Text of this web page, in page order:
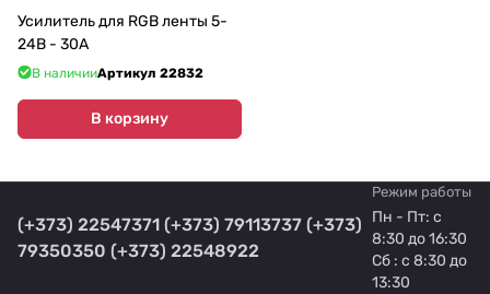
Усилитель для RGB ленты 5-
24В - 30А
В наличииАртикул 22832
В корзину
(+373) 22547371 (+373) 79113737 (+373)
79350350 (+373) 22548922
Режим работы
Пн - Пт: с
8:30 до 16:30
Сб : с 8:30 до
13:30